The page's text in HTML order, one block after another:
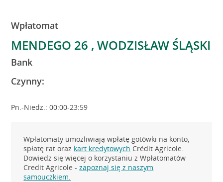
Wpłatomat
MENDEGO 26 , WODZISŁAW ŚLĄSKI
Bank
Czynny:
Pn.-Niedz.: 00:00-23:59
Wpłatomaty umożliwiają wpłatę gotówki na konto,
spłatę rat oraz kart kredytowych Crédit Agricole.
Dowiedz się więcej o korzystaniu z Wpłatomatów
Credit Agricole -zapoznaj się z naszym
samouczkiem.